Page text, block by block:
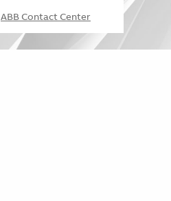
ABB Contact Center